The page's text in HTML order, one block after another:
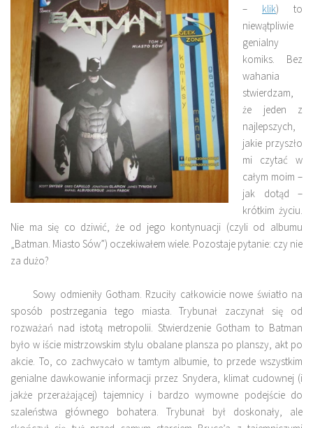
– klik) to
niewątpliwie
genialny
komiks. Bez
wahania
stwierdzam,
że jeden z
najlepszych,
jakie przyszło
mi czytać w
całym moim –
jak dotąd –
krótkim życiu.
Nie ma się co dziwić, że od jego kontynuacji (czyli od albumu
„Batman. Miasto Sów”) oczekiwałem wiele. Pozostaje pytanie: czy nie
za dużo?
Sowy odmieniły Gotham. Rzuciły całkowicie nowe światło na
sposób postrzegania tego miasta. Trybunał zaczynał się od
rozważań nad istotą metropolii. Stwierdzenie Gotham to Batman
było w iście mistrzowskim stylu obalane plansza po planszy, akt po
akcie. To, co zachwycało w tamtym albumie, to przede wszystkim
genialne dawkowanie informacji przez Snydera, klimat cudownej (i
jakże przerażającej) tajemnicy i bardzo wymowne podejście do
szaleństwa głównego bohatera. Trybunał był doskonały, ale